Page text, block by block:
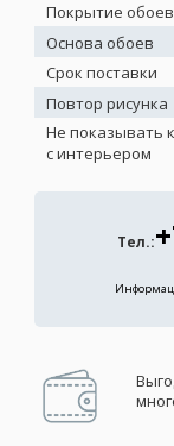
Покрытие обоев
Основа обоев
Срок поставки
Повтор рисунка
Не показывать
с интерьером
Тел.: